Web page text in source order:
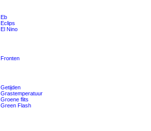
Eb
Eclips
El Nino
Fronten
Getijden
Grastemperatuur
Groene flits
Green Flash